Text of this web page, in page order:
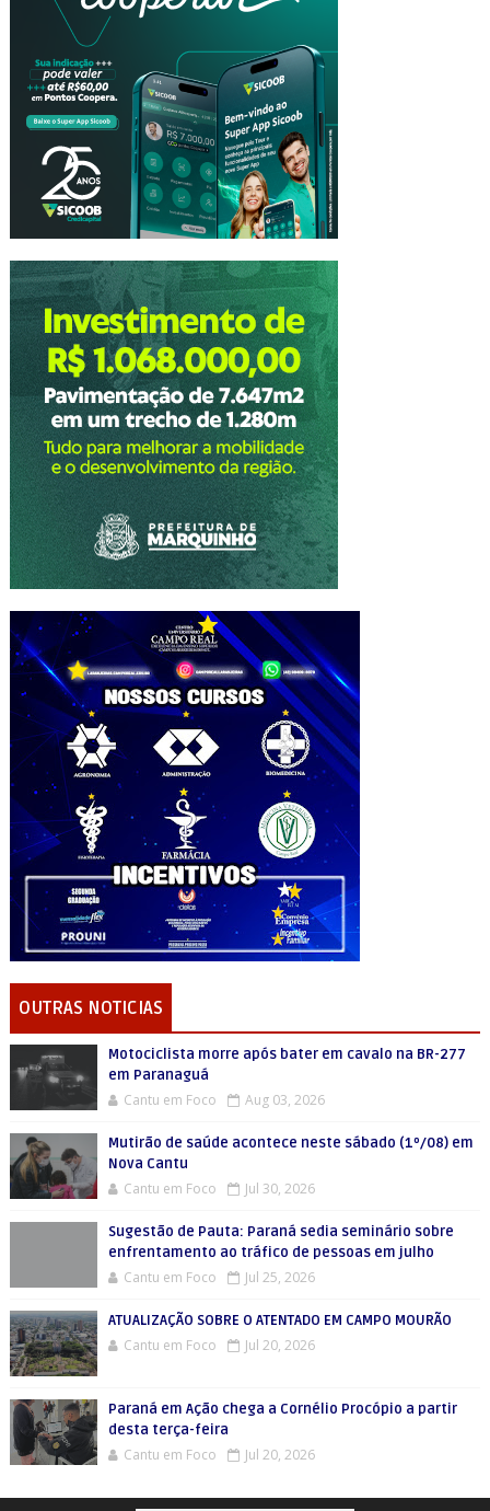
OUTRAS NOTICIAS
Motociclista morre após bater em cavalo na BR-277
em Paranaguá
Cantu em Foco Aug 03, 2026
Mutirão de saúde acontece neste sábado (1º/08) em
Nova Cantu
Cantu em Foco Jul 30, 2026
Sugestão de Pauta: Paraná sedia seminário sobre
enfrentamento ao tráfico de pessoas em julho
Cantu em Foco Jul 25, 2026
ATUALIZAÇÃO SOBRE O ATENTADO EM CAMPO MOURÃO
Cantu em Foco Jul 20, 2026
Paraná em Ação chega a Cornélio Procópio a partir
desta terça-feira
Cantu em Foco Jul 20, 2026